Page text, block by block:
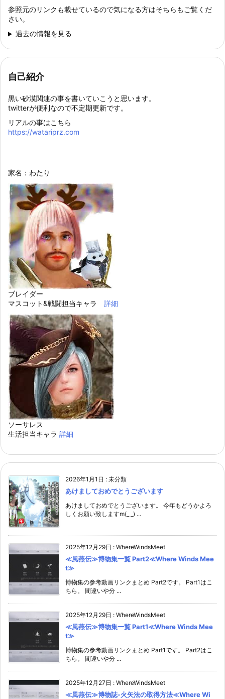
参照元のリンクも載せているので気になる方はそちらもご覧くだ
さい。
過去の情報を見る
自己紹介
黒い砂漠関連の事を書いていこうと思います。
twitterが便利なので不定期更新です。
リアルの事はこちら
https://watariprz.com
家名：わたり
ブレイダー
マスコット&戦闘担当キャラ 詳細
ソーサレス
生活担当キャラ 詳細
2026年1月1日 : 未分類
あけましておめでとうございます
あけましておめでとうございます。 今年もどうかよろ
しくお願い致しますm(_ _) ...
2025年12月29日 : WhereWindsMeet
≪風燕伝≫博物集一覧 Part2≪Where Winds Mee
t≫
博物集の参考動画リンクまとめ Part2です。 Part1はこ
ちら。 間違いや分 ...
2025年12月29日 : WhereWindsMeet
≪風燕伝≫博物集一覧 Part1≪Where Winds Mee
t≫
博物集の参考動画リンクまとめ Part1です。 Part2はこ
ちら。 間違いや分 ...
2025年12月27日 : WhereWindsMeet
≪風燕伝≫博物誌-火矢法の取得方法≪Where Wi